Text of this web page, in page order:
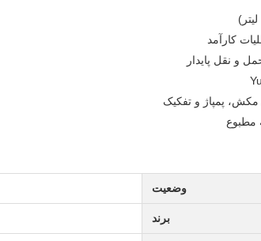
کارآمد
پمپاژ و تفکیک
مطبوع
وضعیت
برند